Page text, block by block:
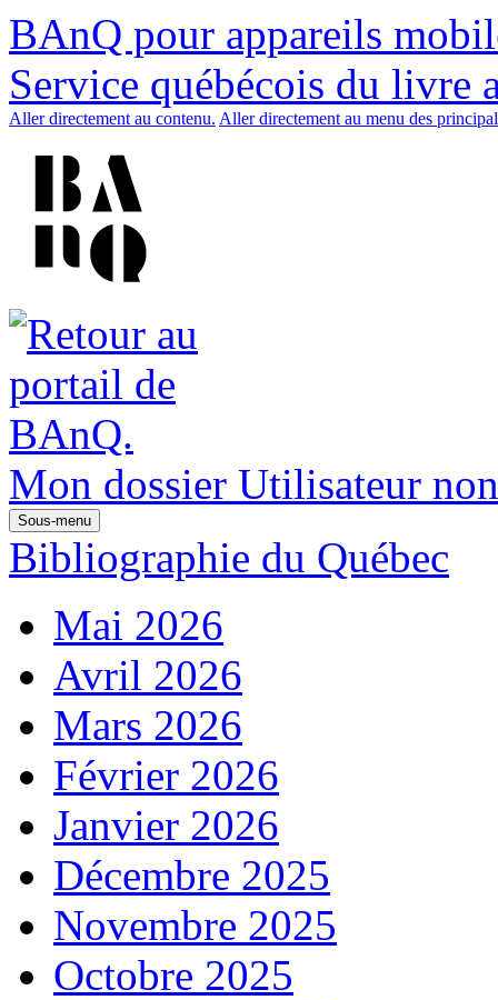
BAnQ pour appareils
Service québécois du livre
Aller directement au contenu. Aller directement au menu des
Mon dossier Utilisateur
Sous-menu
Bibliographie du Québec
Mai 2026
Avril 2026
Mars 2026
Février 2026
Janvier 2026
Décembre 2025
Novembre 2025
Octobre 2025